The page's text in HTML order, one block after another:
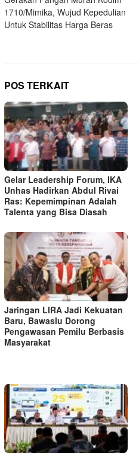
pos
1710/Mimika, Wujud Kepedulian
Untuk Stabilitas Harga Beras
POS TERKAIT
Gelar Leadership Forum, IKA
Unhas Hadirkan Abdul Rivai
Ras: Kepemimpinan Adalah
Talenta yang Bisa Diasah
Jaringan LIRA Jadi Kekuatan
Baru, Bawaslu Dorong
Pengawasan Pemilu Berbasis
Masyarakat